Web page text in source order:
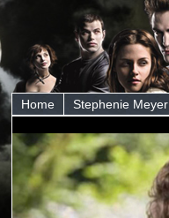
Home Stephenie Meyer